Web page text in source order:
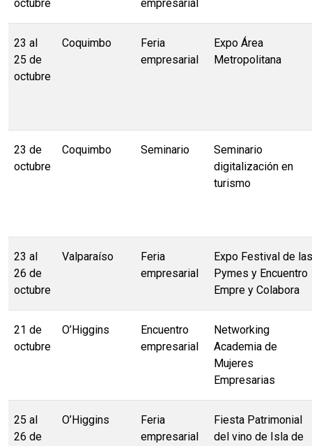
octubre
empresarial
23 al
25 de
octubre
Coquimbo
Feria
empresarial
Expo Área
Metropolitana
23 de
octubre
Coquimbo Seminario
Seminario
digitalización en
turismo
23 al
26 de
octubre
Valparaíso
Feria
empresarial
Expo Festival de las
Pymes y Encuentro
Empre y Colabora
21 de
octubre
O’Higgins
Encuentro
empresarial
Networking
Academia de
Mujeres
Empresarias
25 al
26 de
O’Higgins
Feria
empresarial
Fiesta Patrimonial
del vino de Isla de